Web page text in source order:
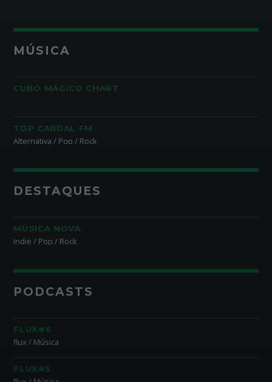
MÚSICA
CUBO MÁGICO CHART
TOP CARDAL FM
Alternativa / Pop / Rock
DESTAQUES
MÚSICA NOVA
Indie / Pop / Rock
PODCASTS
FLUX#6
flux / Música
FLUX#5